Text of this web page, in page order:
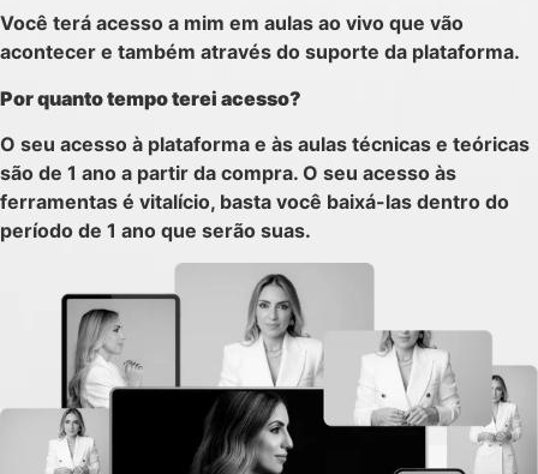
Você terá acesso a mim em aulas ao vivo que vão
acontecer e também através do suporte da plataforma.
Por quanto tempo terei acesso?
O seu acesso à plataforma e às aulas técnicas e teóricas
são de 1 ano a partir da compra. O seu acesso às
ferramentas é vitalício, basta você baixá-las dentro do
período de 1 ano que serão suas.